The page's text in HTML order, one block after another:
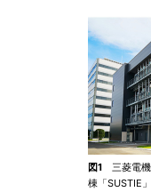
図1 三菱電機
棟「SUSTIE